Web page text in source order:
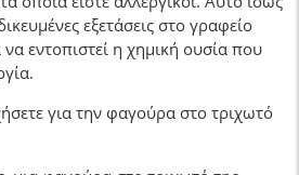
εξετάσεις στο γραφείο
εντοπιστεί η χημική ουσία που
για την φαγούρα στο τριχωτό